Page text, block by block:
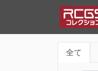
全て